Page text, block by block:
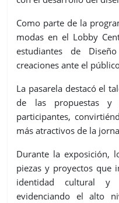
Como parte de la
modas en el Lobby
estudiantes de
creaciones ante el
La pasarela destacó el
de las propuestas
participantes,
más atractivos de la
Durante la exposición,
piezas y proyectos que
identidad cultural y
evidenciando el alto